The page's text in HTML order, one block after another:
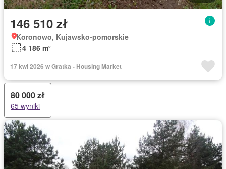
146 510 zł
Koronowo, Kujawsko-pomorskie
4 186 m²
17 kwi 2026 w Gratka - Housing Market
80 000 zł
65 wyniki